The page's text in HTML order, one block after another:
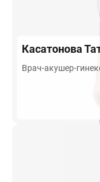
Касатонова
Врач-акушер-